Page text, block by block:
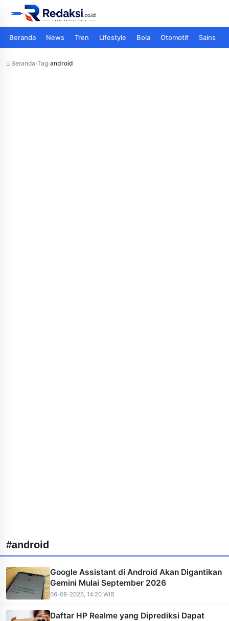
Beranda News Tren Lifestyle Bola Otomotif Sains
⌂ Beranda›Tag›android
#android
Google Assistant di Android Akan Digantikan
Gemini Mulai September 2026
06-08-2026, 14:20 WIB
Daftar HP Realme yang Diprediksi Dapat